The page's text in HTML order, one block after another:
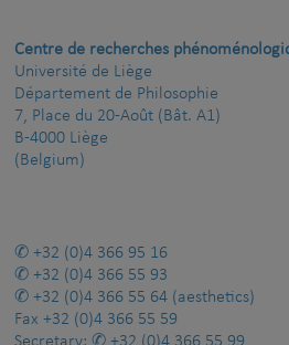
Centre de recherches
Université de Liège
Département de Philosophie
7, Place du 20-Août (Bât. A1)
B-4000 Liège
(Belgium)
+32 (0)4 366 95 16
+32 (0)4 366 55 93
+32 (0)4 366 55 64 (aesthetics)
Fax +32 (0)4 366 55 59